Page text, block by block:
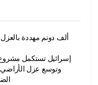
إسرائيل تستكمل
وتوسع عزل